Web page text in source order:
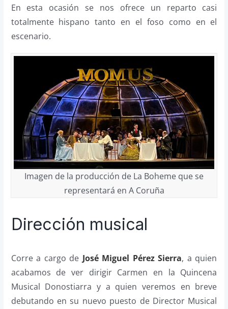
En esta ocasión se nos ofrece un reparto casi
totalmente hispano tanto en el foso como en el
escenario.
Imagen de la producción de La Boheme que se
representará en A Coruña
Dirección musical
Corre a cargo de José Miguel Pérez Sierra, a quien
acabamos de ver dirigir Carmen en la Quincena
Musical Donostiarra y a quien veremos en breve
debutando en su nuevo puesto de Director Musical